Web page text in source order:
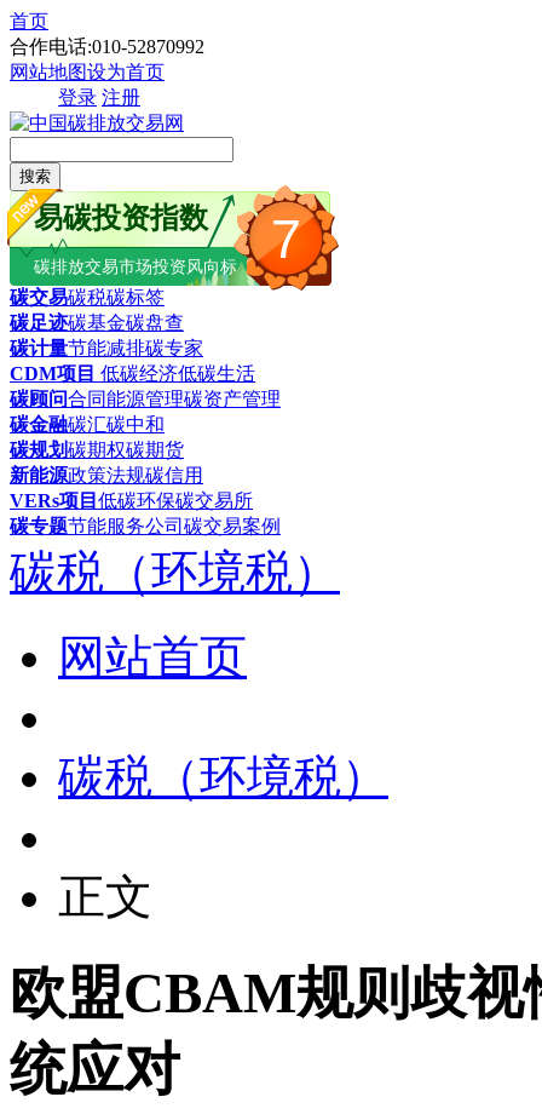
首页
合作电话:010-52870992
网站地图设为首页
登录 注册
搜索
7
易碳投资指数
碳排放交易市场投资风向标
碳交易碳税碳标签
碳足迹碳基金碳盘查
碳计量节能减排碳专家
CDM项目 低碳经济低碳生活
碳顾问合同能源管理碳资产管理
碳金融碳汇碳中和
碳规划碳期权碳期货
新能源政策法规碳信用
VERs项目 低碳环保碳交易所
碳专题节能服务公司 碳交易案例
碳税（环境税）
网站首页
碳税（环境税）
正文
欧盟CBAM规则歧
统应对